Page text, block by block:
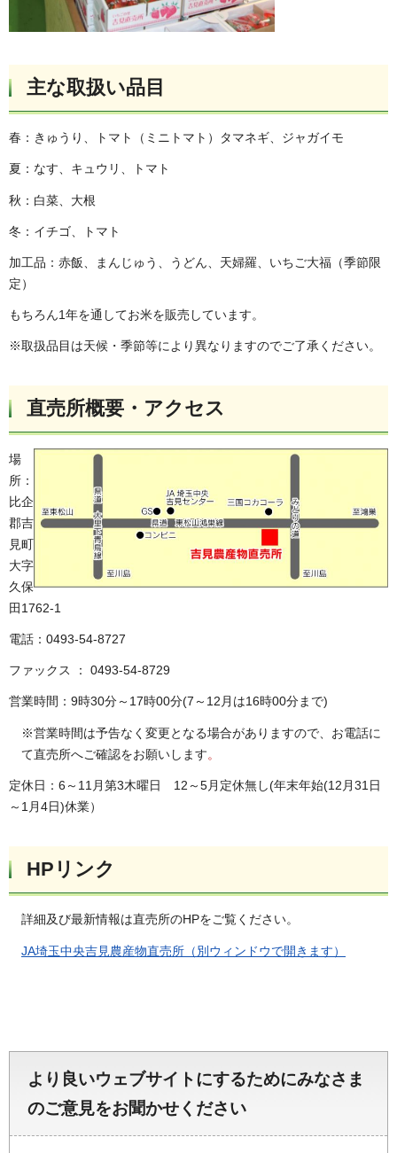
主な取扱い品目
春：きゅうり、トマト（ミニトマト）タマネギ、ジャガイモ
夏：なす、キュウリ、トマト
秋：白菜、大根
冬：イチゴ、トマト
加工品：赤飯、まんじゅう、うどん、天婦羅、いちご大福（季節限
定）
もちろん1年を通してお米を販売しています。
※取扱品目は天候・季節等により異なりますのでご了承ください。
直売所概要・アクセス
場
所：
比企
郡吉
見町
大字
久保
田1762-1
電話：0493-54-8727
ファックス ： 0493-54-8729
営業時間：9時30分～17時00分(7～12月は16時00分まで)
※営業時間は予告なく変更となる場合がありますので、お電話に
て直売所へご確認をお願いします。
定休日：6～11月第3木曜日 12～5月定休無し(年末年始(12月31日
～1月4日)休業）
HPリンク
詳細及び最新情報は直売所のHPをご覧ください。
JA埼玉中央吉見農産物直売所（別ウィンドウで開きます）
より良いウェブサイトにするためにみなさま
のご意見をお聞かせください